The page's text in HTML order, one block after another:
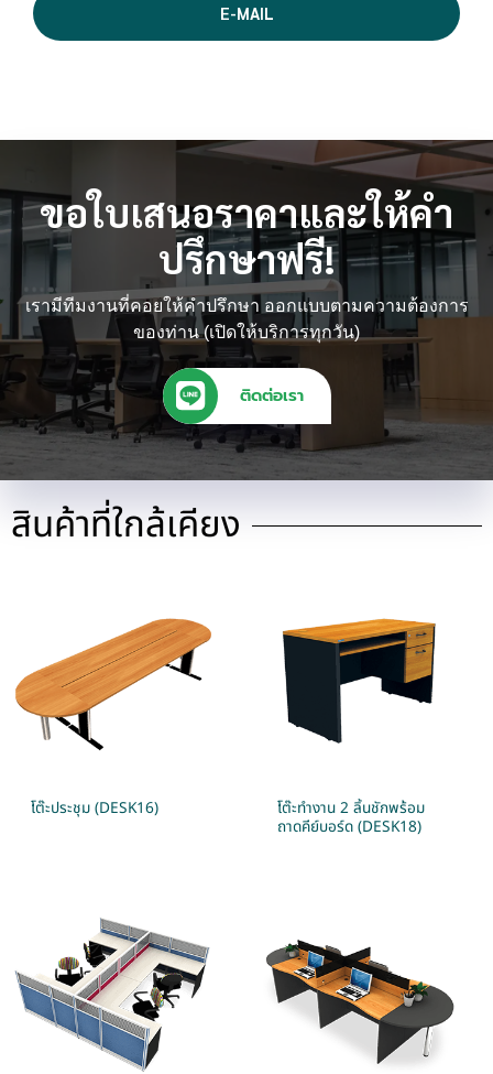
E-MAIL
ขอใบเสนอราคาและให้คำ
ปรึกษาฟรี!
เรามีทีมงานที่คอยให้คำปรึกษา ออกแบบตามความต้องการ
ของท่าน (เปิดให้บริการทุกวัน)
ติดต่อเรา
สินค้าที่ใกล้เคียง
โต๊ะประชุม (DESK16)
โต๊ะทำงาน 2 ลิ้นชักพร้อม
ถาดคีย์บอร์ด (DESK18)